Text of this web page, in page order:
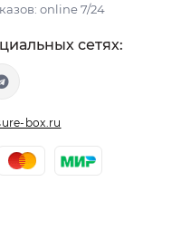
online 7/24
сетях:
box.ru